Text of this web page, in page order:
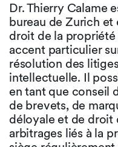
Dr. Thierry Calame
bureau de Zurich et
droit de la
accent particulier
résolution des
intellectuelle. Il
en tant que conseil
de brevets, de
déloyale et de droit
arbitrages liés à la